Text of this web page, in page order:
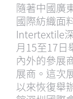
隨著中國廣
國際紡織面
Intertextile
月15至17日
內外的參展
展商。這次
以來恢復舉